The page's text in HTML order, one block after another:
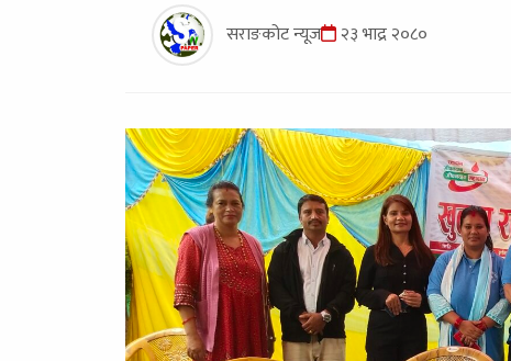
सराङकोट न्यूज २३ भाद्र २०८०